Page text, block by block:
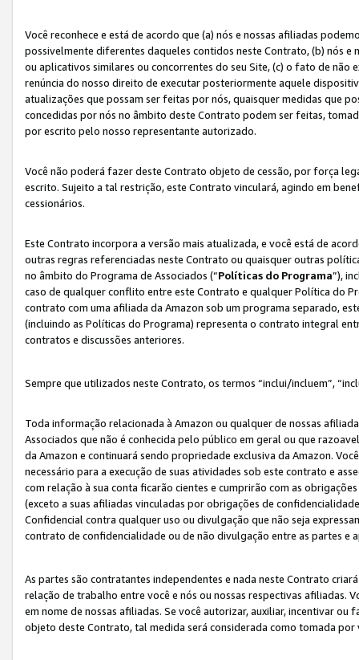
Você reconhece e está de acordo que (a) nós e nossas afiliadas
possivelmente diferentes daqueles contidos neste Contrato, (b) nós
ou aplicativos similares ou concorrentes do seu Site, (c) o fato de
renúncia do nosso direito de executar posteriormente aquele
atualizações que possam ser feitas por nós, quaisquer medidas que
concedidas por nós no âmbito deste Contrato podem ser feitas,
por escrito pelo nosso representante autorizado.
Você não poderá fazer deste Contrato objeto de cessão, por força
escrito. Sujeito a tal restrição, este Contrato vinculará, agindo em
cessionários.
Este Contrato incorpora a versão mais atualizada, e você está de
outras regras referenciadas neste Contrato ou quaisquer outras
no âmbito do Programa de Associados (“Políticas do Programa”),
caso de qualquer conflito entre este Contrato e qualquer Política do
contrato com uma afiliada da Amazon sob um programa separado,
(incluindo as Políticas do Programa) representa o contrato integral
contratos e discussões anteriores.
Sempre que utilizados neste Contrato, os termos “inclui/incluem”,
Toda informação relacionada à Amazon ou qualquer de nossas
Associados que não é conhecida pelo público em geral ou que
da Amazon e continuará sendo propriedade exclusiva da Amazon.
necessário para a execução de suas atividades sob este contrato e
com relação à sua conta ficarão cientes e cumprirão com as
(exceto a suas afiliadas vinculadas por obrigações de
Confidencial contra qualquer uso ou divulgação que não seja
contrato de confidencialidade ou de não divulgação entre as partes e
As partes são contratantes independentes e nada neste Contrato
relação de trabalho entre você e nós ou nossas respectivas afiliadas.
em nome de nossas afiliadas. Se você autorizar, auxiliar, incentivar
objeto deste Contrato, tal medida será considerada como tomada por